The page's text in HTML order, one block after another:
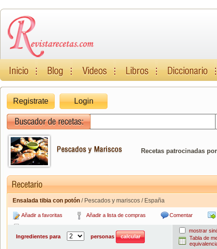
Registrate Login
Recetas patrocinadas
Ensalada tibia con potón / Pescados y mariscos / España
Añadir a favoritas Añadir a lista de compras Comentar
Ingredientes para
personas
mostrar
Tabla de